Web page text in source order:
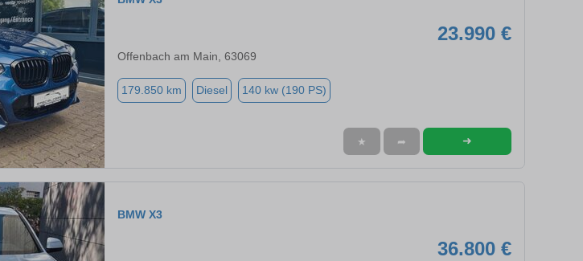
23.990 €
Offenbach am Main, 63069
179.850 km Diesel 140 kw (190 PS)
★ ➦ ➜
BMW X3
36.800 €